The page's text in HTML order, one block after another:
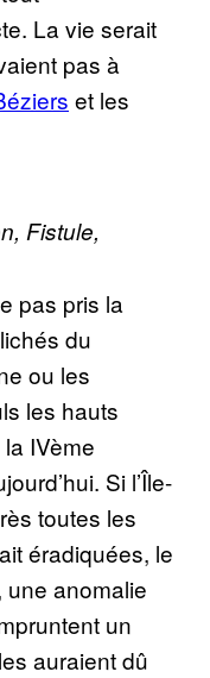
La vie serait
pas à
et les
Fistule,
pas pris la
du
ou les
les hauts
IVème
Si l’Île-
toutes les
éradiquées, le
anomalie
un
auraient dû